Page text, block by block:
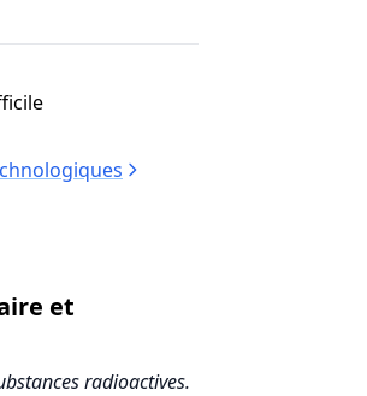
et
radioactives.